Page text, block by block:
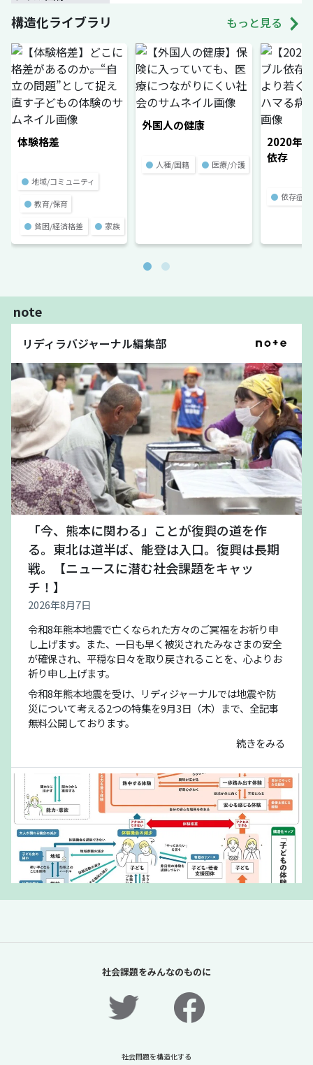
構造化ライブラリ もっと見る
体験格差
● 地域/コミュニティ
● 教育/保育
● 貧困/経済格差 ● 家族
外国人の健康
● 人種/国籍 ● 医療/介護
2020年
依存
● 依存症
note
リディラバジャーナル編集部
「今、熊本に関わる」ことが復興の道を作
る。東北は道半ば、能登は入口。復興は長期
戦。【ニュースに潜む社会課題をキャッ
チ！】
2026年8月7日
令和8年熊本地震で亡くなられた方々のご冥福をお祈り申
し上げます。また、一日も早く被災されたみなさまの安全
が確保され、平穏な日々を取り戻されることを、心よりお
祈り申し上げます。
令和8年熊本地震を受け、リディジャーナルでは地震や防
災について考える2つの特集を9月3日（木）まで、全記事
無料公開しております。
続きをみる
「夏休みの過ごし方は留守番」責任があるの
公開！】【ニュースに潜む社会課題をキャッ
社会課題をみんなのものに
社会問題を構造化する